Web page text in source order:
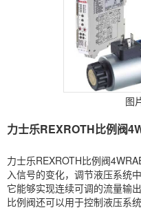
图
力士乐REXROTH比例阀
力士乐REXROTH比例阀
入信号的变化，调节液压系统
它能够实现连续可调的流量输
比例阀还可以用于控制液压系